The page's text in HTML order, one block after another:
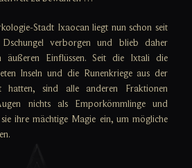
Stadt Ixaocan liegt nun schon seit
verborgen und blieb daher
äußeren Einflüssen. Seit die Ixtali die
Inseln und die Runenkriege aus der
hatten, sind alle anderen Fraktionen
nichts als Emporkömmlinge und
ihre mächtige Magie ein, um mögliche